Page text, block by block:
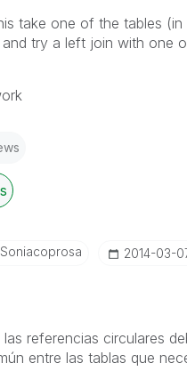
take one of the tables (in
try a left join with one
Soniacoprosa ‎2014-03-
las referencias circulares
entre las tablas que